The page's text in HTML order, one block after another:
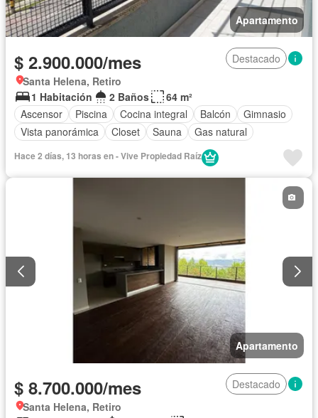
Apartamento
$ 2.900.000/mes
Destacado
Santa Helena, Retiro
1 Habitación
2 Baños
64 m²
Ascensor
Piscina Cocina integral Balcón
Gimnasio
Vista panorámica
Closet Sauna Gas natural
Hace 2 días, 13 horas en - Vive Propiedad Raíz
Apartamento
$ 8.700.000/mes
Destacado
Santa Helena, Retiro